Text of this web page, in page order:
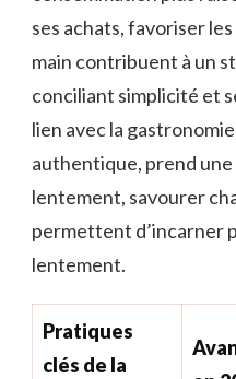
ses achats, favoriser
main contribuent à un
conciliant simplicité et
lien avec la
authentique, prend
lentement, savourer
permettent d’incarner
lentement.
Pratiques
clés de la